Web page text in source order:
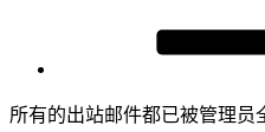
所有的出站邮件都已被管理员